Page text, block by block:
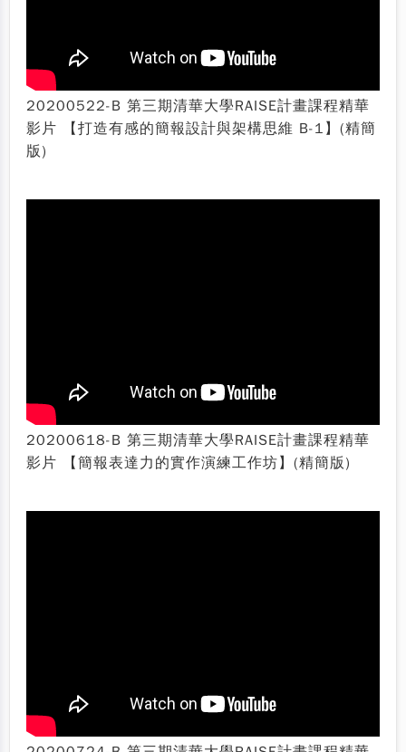
20200522-B 第三期清華大學RAISE計畫課程精華
影片 【打造有感的簡報設計與架構思維 B-1】(精簡
版)
20200618-B 第三期清華大學RAISE計畫課程精華
影片 【簡報表達力的實作演練工作坊】(精簡版)